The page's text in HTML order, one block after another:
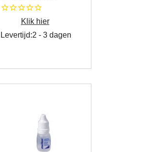
Klik hier
Levertijd:2 - 3 dagen